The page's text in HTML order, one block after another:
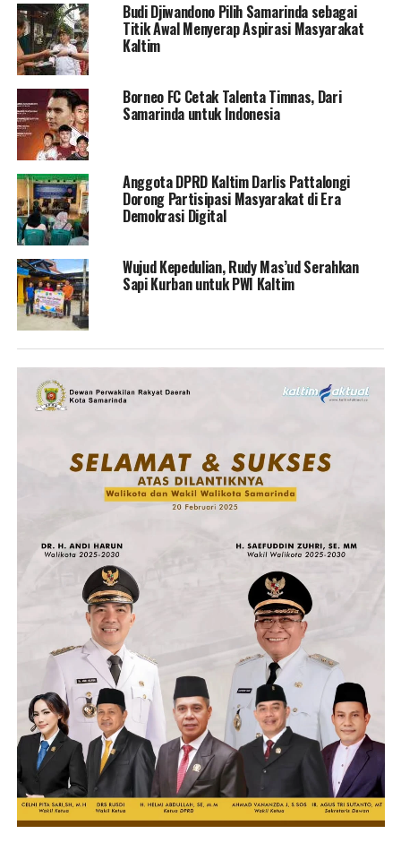
Budi Djiwandono Pilih Samarinda sebagai
Titik Awal Menyerap Aspirasi Masyarakat
Kaltim
Borneo FC Cetak Talenta Timnas, Dari
Samarinda untuk Indonesia
Anggota DPRD Kaltim Darlis Pattalongi
Dorong Partisipasi Masyarakat di Era
Demokrasi Digital
Wujud Kepedulian, Rudy Mas’ud Serahkan
Sapi Kurban untuk PWI Kaltim